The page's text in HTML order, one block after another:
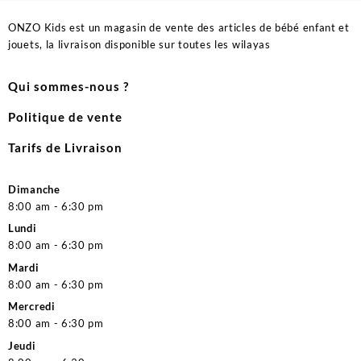
ONZO Kids est un magasin de vente des articles de bébé enfant et
jouets, la livraison disponible sur toutes les wilayas
Qui sommes-nous ?
Politique de vente
Tarifs de Livraison
Dimanche
8:00 am - 6:30 pm
Lundi
8:00 am - 6:30 pm
Mardi
8:00 am - 6:30 pm
Mercredi
8:00 am - 6:30 pm
Jeudi